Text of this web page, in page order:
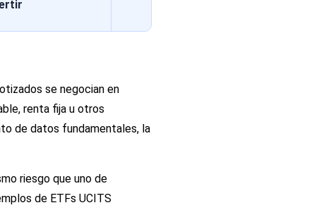
se negocian en
renta fija u otros
de datos fundamentales, la
riesgo que uno de
de ETFs UCITS